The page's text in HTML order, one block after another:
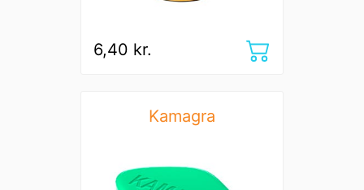
6,40 kr.
Kamagra